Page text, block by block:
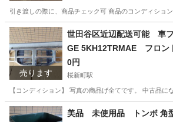
引き渡しの際に、商品チェック可 商品のコンディショ
東京 世田谷区 桜新町駅 収納家具 商品
売ります
世田谷区近辺配送可能 車
GE 5KH12TRMAE フロン
ー
0円
桜新町駅
【コンディション】 写真の商品げ全てです。 中古品
東京 世田谷区 桜新町駅 その他 フロ
美品 未使用品 トンボ 角